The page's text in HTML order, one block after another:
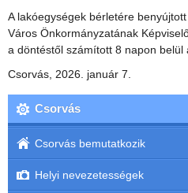
A lakóegységek bérletére
Város Önkormányzatának
a döntéstől számított 8 napon belül
Csorvás, 2026. január 7.
Csorvás
Csorvás bemutatkozik
Helyi nevezetességek